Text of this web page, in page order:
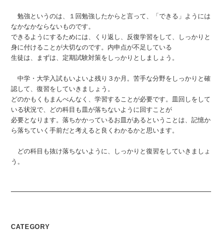
勉強というのは、１回勉強したからと言って、「できる」ようには
なかなかならないものです。
できるようにするためには、くり返し、反復学習をして、しっかりと
身に付けることが大切なのです。内申点が不足している
生徒は、まずは、定期試験対策をしっかりとしましょう。
中学・大学入試もいよいよ残り３か月。苦手な分野をしっかりと確
認して、復習をしていきましょう。
どのかもくもまんべんなく、学習することが必要です。皿回しをして
いる状況で、どの科目も皿が落ちないように回すことが
必要となります。落ちかかっているお皿があるということは、記憶か
ら落ちていく手前だと考えると良くわかるかと思います。
どの科目も抜け落ちないように、しっかりと復習をしていきましょ
う。
CATEGORY